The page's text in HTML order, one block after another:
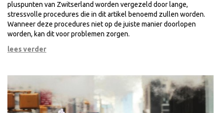
pluspunten van Zwitserland worden vergezeld door lange,
stressvolle procedures die in dit artikel benoemd zullen worden.
Wanneer deze procedures niet op de juiste manier doorlopen
worden, kan dit voor problemen zorgen.
lees verder